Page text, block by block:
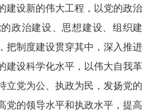
建设新的伟大工程，以党的政治
政治建设、思想建设、组织建
把制度建设贯穿其中，深入推进
建设科学化水平，以伟大自我革
立党为公、执政为民，发扬党的
党的领导水平和执政水平，提高